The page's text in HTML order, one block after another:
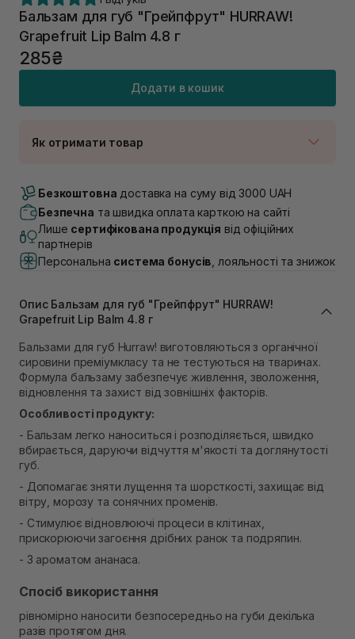
Бальзам для губ "Грейпфрут" HURRAW!
Grapefruit Lip Balm 4.8 г
285₴
Додати в кошик
Як отримати товар
В наявності
Самовивіз м. Луцьк, вул. Винниченка 4
В наявності
Самовивіз м. Львів, вул. Академіка Підстригача, 1В
(Duck’s Lake)
В наявності
В наявності
Самовивіз м. Львів, вул. Степана Бандери 45
Самовивіз м. Рівне, вул. 16-го Липня, 15
В наявності
Самовивіз м. Рівне, вул. Кулика і Гудачека 23 (ТЦ
Екватор)
В наявності
Безкоштовна доставка на суму від 3000 UAH
Безпечна та швидка оплата карткою на сайті
Лише сертифікована продукція від офіційних
партнерів
Персональна система бонусів , лояльності та знижок
Опис Бальзам для губ "Грейпфрут" HURRAW!
Grapefruit Lip Balm 4.8 г
Бальзами для губ Hurraw! виготовляються з органічної
сировини преміумкласу та не тестуються на тваринах.
Формула бальзаму забезпечує живлення, зволоження,
відновлення та захист від зовнішніх факторів.
Особливості продукту:
- Бальзам легко наноситься і розподіляється, швидко
вбирається, даруючи відчуття м'якості та доглянутості
губ.
- Допомагає зняти лущення та шорсткості, захищає від
вітру, морозу та сонячних променів.
- Стимулює відновлюючі процеси в клітинах,
прискорюючи загоєння дрібних ранок та подряпин.
- З ароматом ананаса.
Спосіб використання
рівномірно наносити безпосередньо на губи декілька
разів протягом дня.